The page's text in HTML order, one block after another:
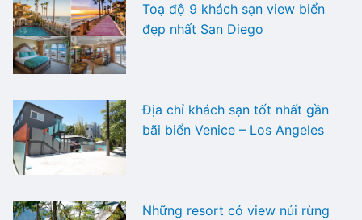
Toạ độ 9 khách sạn view biển
đẹp nhất San Diego
Địa chỉ khách sạn tốt nhất gần
bãi biển Venice – Los Angeles
Những resort có view núi rừng